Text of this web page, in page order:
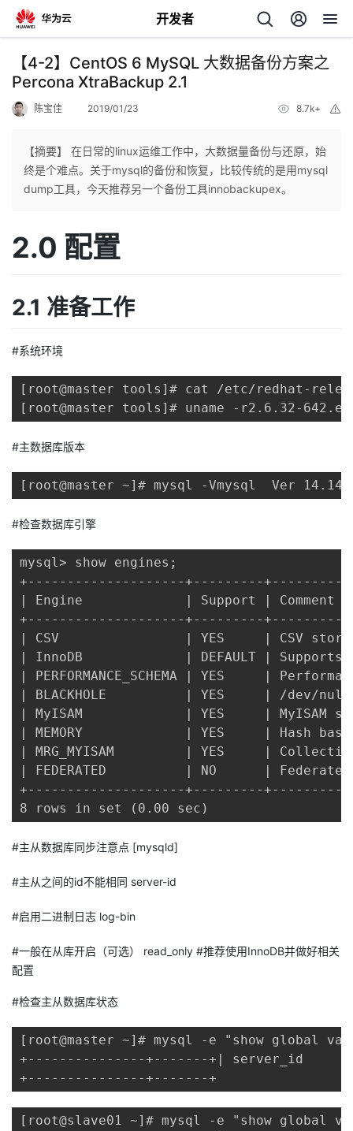
开发者
返
回
个
页
开
发
者
我
的
客
我
论
坛
的
圈
子
我
的
直
播
我
的
活
动
我
的
关
注
我
的
开
发
者
学
堂
我
的
程
我
认
的
验
我
收
我
的
Programs
我
的
支
持
我
的
技
支
我
的
声
【4-2】CentOS 6 MySQL 大数据备份方案之
Percona XtraBackup 2.1
陈宝佳 2019/01/23 8.7k+
【摘要】 在日常的linux运维工作中，大数据量备份与还原，始
终是个难点。关于mysql的备份和恢复，比较传统的是用mysql
dump工具，今天推荐另一个备份工具innobackupex。
2.0 配置
2.1 准备工作
#系统环境
[root@master tools]# cat /etc/redhat-
[root@master tools]# uname -r2.6.32-
#主数据库版本
[root@master ~]# mysql -Vmysql  Ver
#检查数据库引擎
mysql> show engines;
+--------------------+---------
| Engine             | Support | Comment
+--------------------+---------
| CSV                | YES     | CSV
| InnoDB             | DEFAULT |
| PERFORMANCE_SCHEMA | YES     |
| BLACKHOLE          | YES     | /
| MyISAM             | YES     | MyISAM
| MEMORY             | YES     | Hash
| MRG_MYISAM         | YES     |
| FEDERATED          | NO      |
+--------------------+---------
8 rows in set (0.00 sec)
#主从数据库同步注意点 [mysqld]
#主从之间的id不能相同 server-id
#启用二进制日志 log-bin
#一般在从库开启（可选） read_only #推荐使用InnoDB并做好相关
配置
#检查主从数据库状态
[root@master ~]# mysql -e "show
+---------------+-------+| server_id     |
+---------------+-------+
[root@slave01 ~]# mysql -e "show